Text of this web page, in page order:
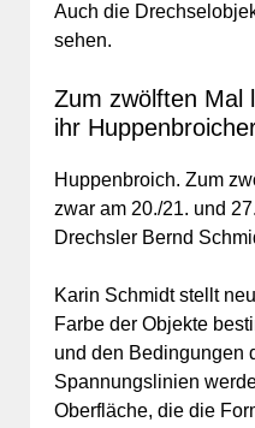
Auch die
sehen.
Zum zwölften Mal
ihr
Huppenbroich. Zum
zwar am 20./21. und
Drechsler Bernd
Karin Schmidt stellt
Farbe der Objekte
und den Bedingungen
Spannungslinien
Oberfläche, die die